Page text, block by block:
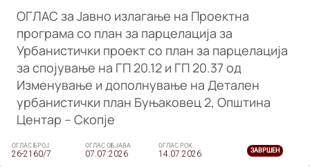
ОГЛАС за Јавно излагање на Проектна
програма со план за парцелација за
Урбанистички проект со план за парцелација
за спојување на ГП 20.12 и ГП 20.37 од
Изменување и дополнување на Детален
урбанистички план Буњаковец 2, Општина
Центар – Скопје
ОГЛАС БРОЈ
26-2160/7
ОГЛАС ОБЈАВА
07.07.2026
ОГЛАС РОК
14.07.2026 ЗАВРШЕН